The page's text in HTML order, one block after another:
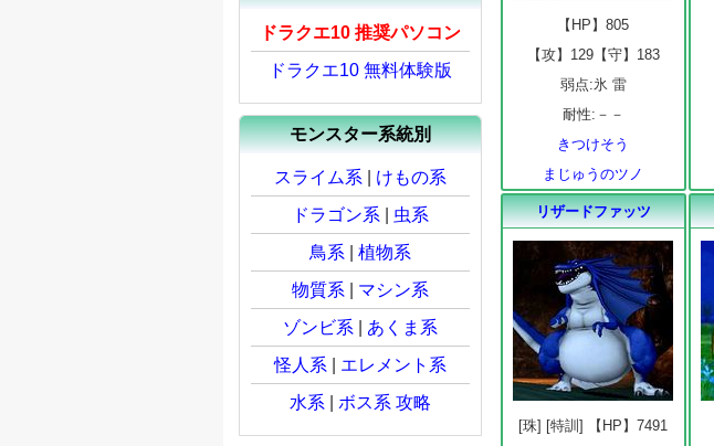
【HP】805
【攻】129【守】183
弱点:氷 雷
耐性:－－
きつけそう
まじゅうのツノ
リザードファッツ
[珠] [特訓] 【HP】7491
ドラクエ10 推奨パソコン
ドラクエ10 無料体験版
モンスター系統別
スライム系
けもの系
ドラゴン系
虫系
鳥系
植物系
物質系
マシン系
ゾンビ系
あくま系
怪人系
エレメント系
水系
ボス系 攻略